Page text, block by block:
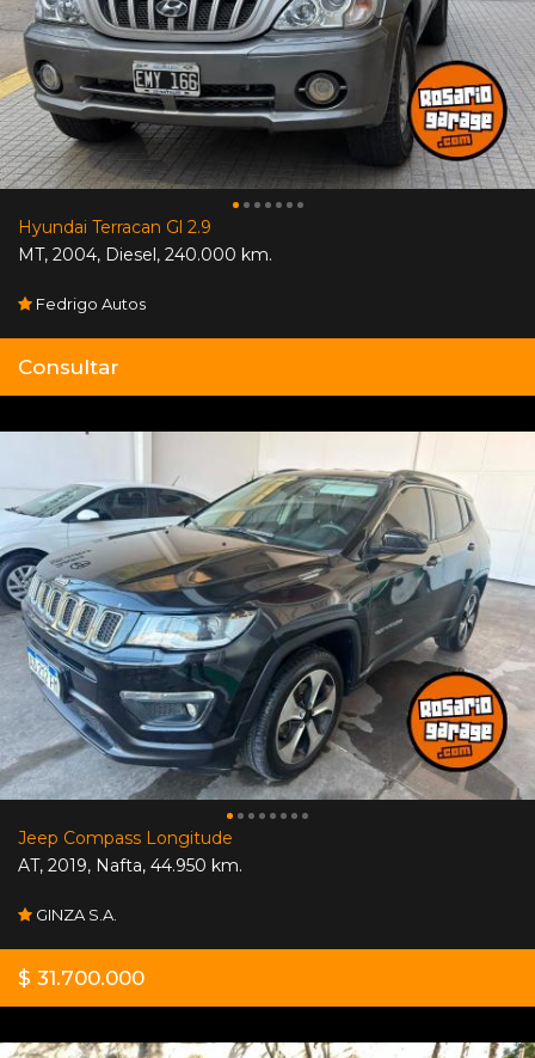
Hyundai Terracan Gl 2.9
MT, 2004, Diesel, 240.000 km.
Fedrigo Autos
Consultar
Jeep Compass Longitude
AT, 2019, Nafta, 44.950 km.
GINZA S.A.
$ 31.700.000